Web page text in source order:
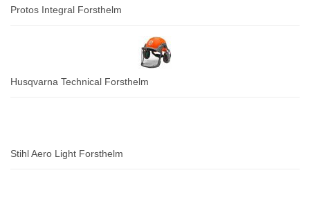
Protos Integral Forsthelm
Husqvarna Technical Forsthelm
Stihl Aero Light Forsthelm